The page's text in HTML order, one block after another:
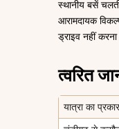
स्थानीय बसें
आरामदायक
ड्राइव नहीं
त्वरित
यात्रा का प्रकार